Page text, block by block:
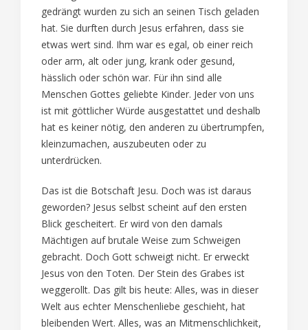
gedrängt wurden zu sich an seinen Tisch geladen
hat. Sie durften durch Jesus erfahren, dass sie
etwas wert sind. Ihm war es egal, ob einer reich
oder arm, alt oder jung, krank oder gesund,
hässlich oder schön war. Für ihn sind alle
Menschen Gottes geliebte Kinder. Jeder von uns
ist mit göttlicher Würde ausgestattet und deshalb
hat es keiner nötig, den anderen zu übertrumpfen,
kleinzumachen, auszubeuten oder zu
unterdrücken.
Das ist die Botschaft Jesu. Doch was ist daraus
geworden? Jesus selbst scheint auf den ersten
Blick gescheitert. Er wird von den damals
Mächtigen auf brutale Weise zum Schweigen
gebracht. Doch Gott schweigt nicht. Er erweckt
Jesus von den Toten. Der Stein des Grabes ist
weggerollt. Das gilt bis heute: Alles, was in dieser
Welt aus echter Menschenliebe geschieht, hat
bleibenden Wert. Alles, was an Mitmenschlichkeit,